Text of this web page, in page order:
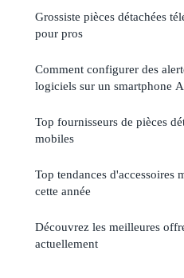
Grossiste pièces détachées
pour pros
Comment configurer des
logiciels sur un smartphone
Top fournisseurs de pièces
mobiles
Top tendances d'accessoires
cette année
Découvrez les meilleures
actuellement